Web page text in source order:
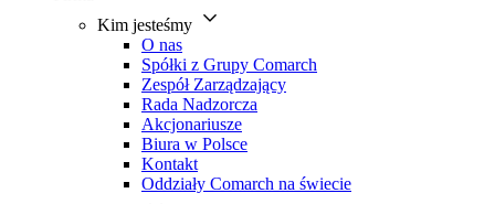
Kim jesteśmy
O nas
Spółki z Grupy Comarch
Zespół Zarządzający
Rada Nadzorcza
Akcjonariusze
Biura w Polsce
Kontakt
Oddziały Comarch na świecie